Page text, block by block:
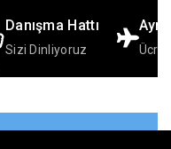
Danışma Hattı
Sizi Dinliyoruz